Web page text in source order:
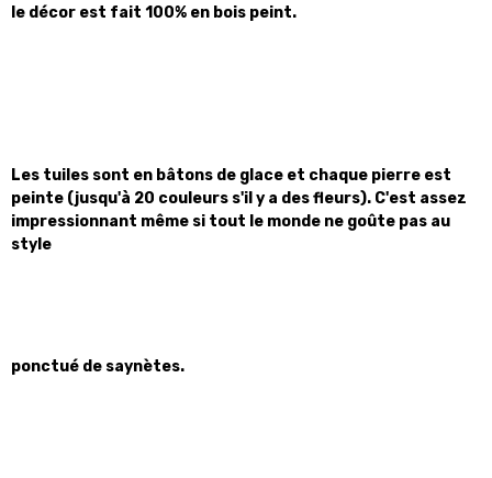
le décor est fait 100% en bois peint.
Les tuiles sont en bâtons de glace et chaque pierre est
peinte (jusqu'à 20 couleurs s'il y a des fleurs). C'est assez
impressionnant même si tout le monde ne goûte pas au
style
ponctué de saynètes.